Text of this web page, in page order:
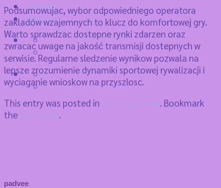
บทความ
ติดต่อเรา
Podsumowujac, wybor odpowiedniego operatora
zakladów wzajemnych to klucz do komfortowej gry.
Warto sprawdzac dostepne rynki zdarzen oraz
zwracac uwage na jakość transmisji dostepnych w
serwisie. Regularne sledzenie wynikow pozwala na
lepsze zrozumienie dynamiki sportowej rywalizacji i
wyciaganie wnioskow na przyszlosc.
This entry was posted in
. Bookmark
the
.
padvee